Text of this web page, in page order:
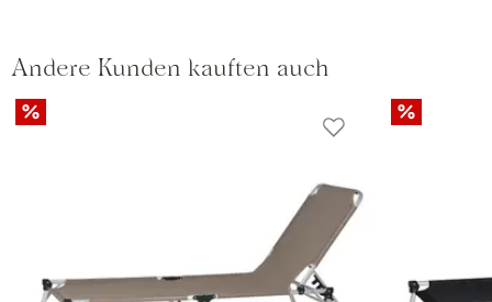
Andere Kunden kauften auch